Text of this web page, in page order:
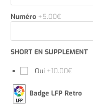
Numéro +5.00€
SHORT EN SUPPLEMENT
Oui +10.00€
Badge LFP Retro